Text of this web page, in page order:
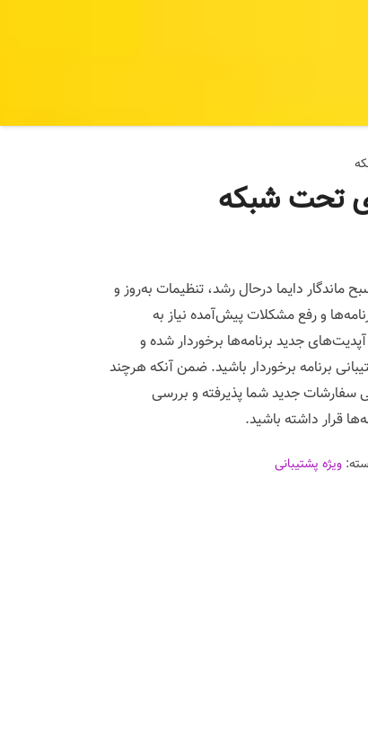
تحت شبکه
ماندگار دایما درحال رشد، تنظیمات به‌روز و
و رفع مشکلات پیش‌آمده نیاز به
جدید برنامه‌ها برخوردار شده و
برنامه برخوردار باشید. ضمن آنکه هرچند
سفارشات جدید شما پذیرفته و بررسی
قرار داشته باشید.
ویژه پشتیبانی